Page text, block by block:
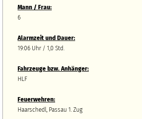
Mann / Frau:
6
Alarmzeit und Dauer:
19:06 Uhr / 1,0 Std.
Fahrzeuge bzw.Anhänger:
HLF
Feuerwehren:
Haarschedl, Passau 1. Zug